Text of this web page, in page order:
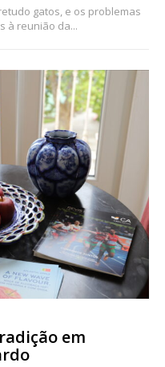
gatos, e os problemas
à reunião da...
em